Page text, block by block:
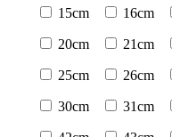
15cm 16cm
20cm 21cm
25cm 26cm
30cm 31cm